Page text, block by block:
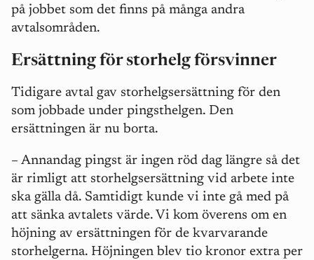
på jobbet som det finns på många andra
avtalsområden.
Ersättning för storhelg försvinner
Tidigare avtal gav storhelgsersättning för den
som jobbade under pingsthelgen. Den
ersättningen är nu borta.
– Annandag pingst är ingen röd dag längre så det
är rimligt att storhelgsersättning vid arbete inte
ska gälla då. Samtidigt kunde vi inte gå med på
att sänka avtalets värde. Vi kom överens om en
höjning av ersättningen för de kvarvarande
storhelgerna. Höjningen blev tio kronor extra per